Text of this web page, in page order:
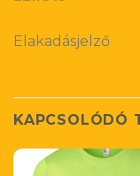
Elakadásjelző
KAPCSOLÓDÓ